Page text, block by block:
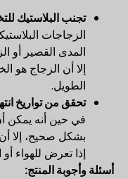
تجنب البلاستيك
الزجاجات
المدى القصير أو
إلا أن الزجاج هو
الطويل.
تحقق من تواريخ
بشكل صحيح، إلا
إذا تعرض للهواء
أسئلة وأجوبة المنتج: